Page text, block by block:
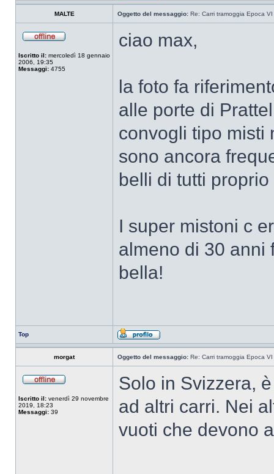
MALTE Oggetto del messaggio: Re: Carri tramoggia Epoca VI
Iscritto il: mercoledì 18 gennaio
2006, 19:35
Messaggi: 4755
ciao max,
la foto fa
alle porte di
convogli tipo misti
sono ancora
belli di tutti
I super mistoni c
almeno di 30 anni
bella!
Top
morgat Oggetto del messaggio: Re: Carri tramoggia Epoca VI
Iscritto il: venerdì 29 novembre
2019, 18:23
Messaggi: 39
Solo in Svizzera,
ad altri carri. Nei
vuoti che devono